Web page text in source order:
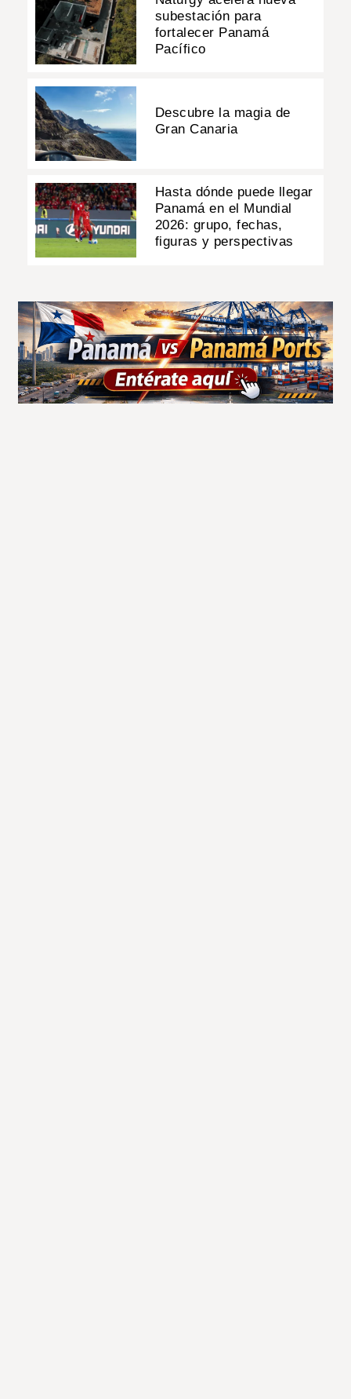
subestación para
fortalecer Panamá
Pacífico
Descubre la magia de
Gran Canaria
Hasta dónde puede llegar
Panamá en el Mundial
2026: grupo, fechas,
figuras y perspectivas